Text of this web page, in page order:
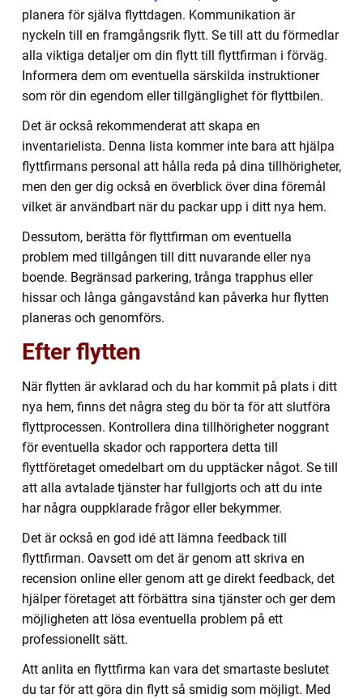
planera för själva flyttdagen. Kommunikation är
nyckeln till en framgångsrik flytt. Se till att du förmedlar
alla viktiga detaljer om din flytt till flyttfirman i förväg.
Informera dem om eventuella särskilda instruktioner
som rör din egendom eller tillgänglighet för flyttbilen.
Det är också rekommenderat att skapa en
inventarielista. Denna lista kommer inte bara att hjälpa
flyttfirmans personal att hålla reda på dina tillhörigheter,
men den ger dig också en överblick över dina föremål
vilket är användbart när du packar upp i ditt nya hem.
Dessutom, berätta för flyttfirman om eventuella
problem med tillgången till ditt nuvarande eller nya
boende. Begränsad parkering, trånga trapphus eller
hissar och långa gångavstånd kan påverka hur flytten
planeras och genomförs.
Efter flytten
När flytten är avklarad och du har kommit på plats i ditt
nya hem, finns det några steg du bör ta för att slutföra
flyttprocessen. Kontrollera dina tillhörigheter noggrant
för eventuella skador och rapportera detta till
flyttföretaget omedelbart om du upptäcker något. Se till
att alla avtalade tjänster har fullgjorts och att du inte
har några ouppklarade frågor eller bekymmer.
Det är också en god idé att lämna feedback till
flyttfirman. Oavsett om det är genom att skriva en
recension online eller genom att ge direkt feedback, det
hjälper företaget att förbättra sina tjänster och ger dem
möjligheten att lösa eventuella problem på ett
professionellt sätt.
Att anlita en flyttfirma kan vara det smartaste beslutet
du tar för att göra din flytt så smidig som möjligt. Med